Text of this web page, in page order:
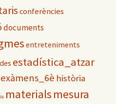
conferències
documents
entreteniments
estadística_atzar
exàmens_6è història
materialsmesura